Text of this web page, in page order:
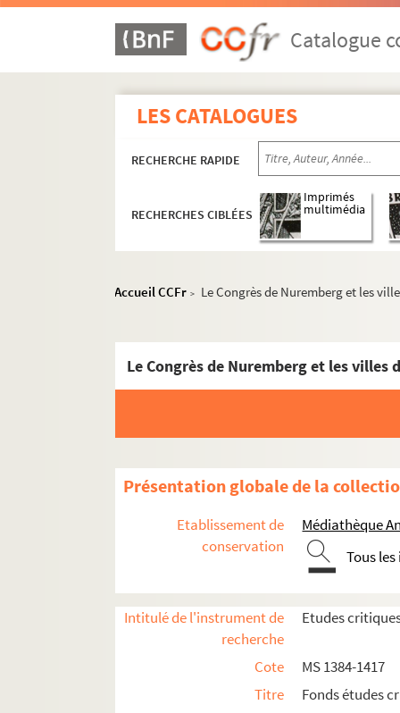
Catalogue
LES CATALOGUES
RECHERCHE RAPIDE
RECHERCHES CIBLÉES
Imprimés
multimédia
Accueil CCFr > Le Congrès de Nuremberg et les
Le Congrès de Nuremberg et les villes
Présentation globale de la
Etablissement de
conservation
Médiathèque
Tous
Intitulé de l'instrument de
recherche
Etudes
Cote
MS 1384-1417
Titre
Fonds études
MS 1384. Etudes critiques tirées de la
MS 1385. Etudes historiques et
MS 1389. Etudes historiques et critiques
MS 1391. Etudes historiques publiées
MS 1392. Etudes historiques tirées du
MS 1393. Etudes historiques, littéraires
MS 1394. Etudes hitoriques, littéraires
MS 1395. Etudes historiques,
MS 1396. Etudes historiques,
MS 1397. Etudes historiques,